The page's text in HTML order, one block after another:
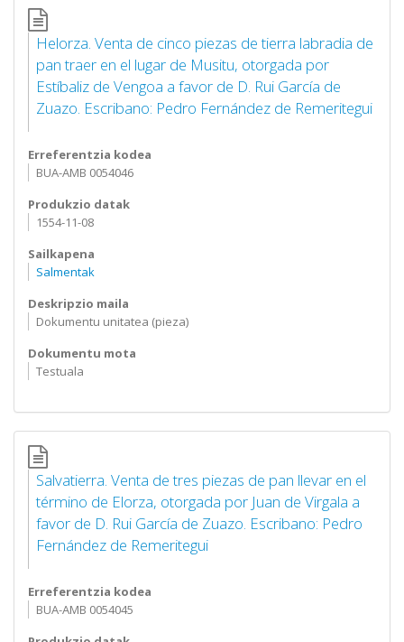
Helorza. Venta de cinco piezas de tierra labradia de
pan traer en el lugar de Musitu, otorgada por
Estíbaliz de Vengoa a favor de D. Rui García de
Zuazo. Escribano: Pedro Fernández de Remeritegui
Erreferentzia kodea
BUA-AMB 0054046
Produkzio datak
1554-11-08
Sailkapena
Salmentak
Deskripzio maila
Dokumentu unitatea (pieza)
Dokumentu mota
Testuala
Salvatierra. Venta de tres piezas de pan llevar en el
término de Elorza, otorgada por Juan de Virgala a
favor de D. Rui García de Zuazo. Escribano: Pedro
Fernández de Remeritegui
Erreferentzia kodea
BUA-AMB 0054045